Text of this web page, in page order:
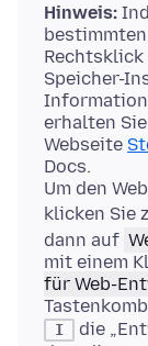
Hinweis:
Rechtsklick
Speicher-
erhalten
Webseite
Docs.
Um den
klicken Sie
dann auf
mit einem
für Web-
I
die